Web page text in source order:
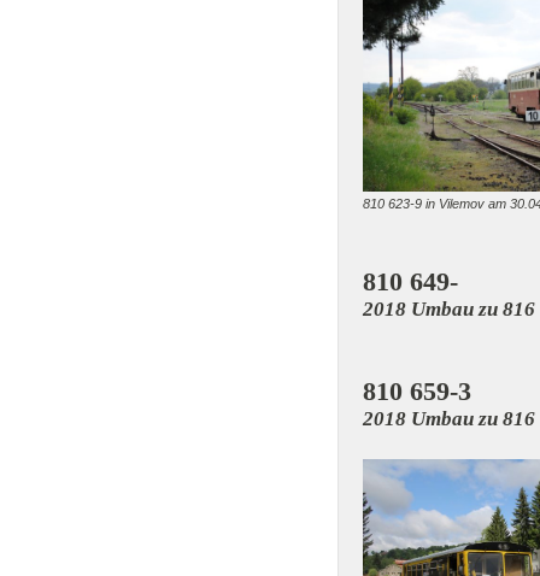
810 623-9 in Vilemov am
810 649-
2018 Umbau zu 816
810 659-3
2018 Umbau zu 816